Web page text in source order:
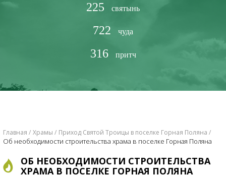
225 святынь
722 чуда
316 притч
Главная Храмы Приход Святой Троицы в поселке Горная Поляна
Об необходимости строительства храма в поселке Горная Поляна
ОБ НЕОБХОДИМОСТИ СТРОИТЕЛЬСТВА
ХРАМА В ПОСЕЛКЕ ГОРНАЯ ПОЛЯНА